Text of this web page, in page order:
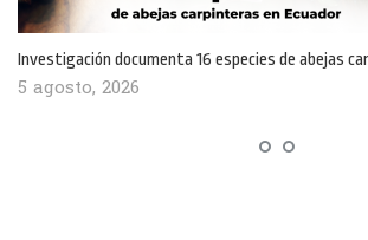
Investigación documenta 16 especies de abejas
5 agosto, 2026